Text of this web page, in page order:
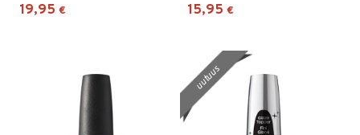
19,95 € 15,95 €
uutuus